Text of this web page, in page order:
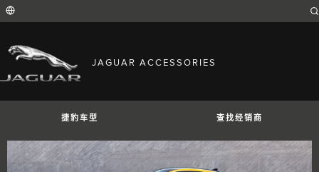
Enter
word
with
which
search
FIND YOUR COUNTRY
International (English)
Austria (German)
Belgium (French)
Belgium (Dutch)
Canada (English)
Canada (French)
China (Chinese)
JAGUAR ACCESSORIES
捷豹车型 查找经销商